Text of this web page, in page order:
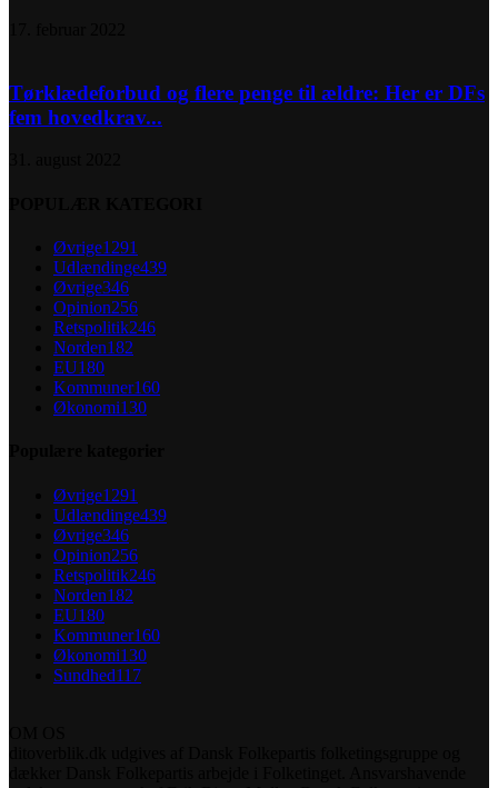
Tørklædeforbud og flere penge til ældre: Her er DFs
fem hovedkrav...
Øvrige1291
Udlændinge439
Øvrige346
Opinion256
Retspolitik246
Norden182
EU180
Kommuner160
Økonomi130
Øvrige1291
Udlændinge439
Øvrige346
Opinion256
Retspolitik246
Norden182
EU180
Kommuner160
Økonomi130
Sundhed117